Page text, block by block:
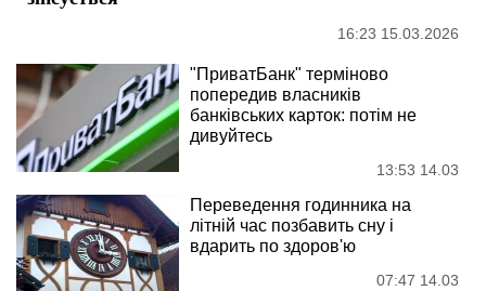
16:23 15.03.2026
"ПриватБанк" терміново
попередив власників
банківських карток: потім не
дивуйтесь
13:53 14.03
Переведення годинника на
літній час позбавить сну і
вдарить по здоров'ю
07:47 14.03